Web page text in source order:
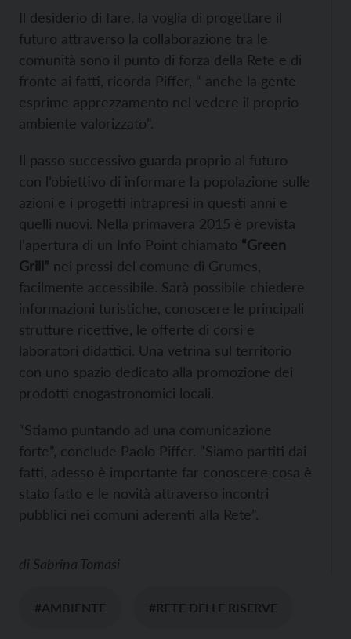
Il desiderio di fare, la voglia di progettare il
futuro attraverso la collaborazione tra le
comunità sono il punto di forza della Rete e di
fronte ai fatti, ricorda Piffer, “ anche la gente
esprime apprezzamento nel vedere il proprio
ambiente valorizzato”.
Il passo successivo guarda proprio al futuro
con l’obiettivo di informare la popolazione sulle
azioni e i progetti intrapresi in questi anni e
quelli nuovi. Nella primavera 2015 è prevista
l’apertura di un Info Point chiamato “Green
Grill” nei pressi del comune di Grumes,
facilmente accessibile. Sarà possibile chiedere
informazioni turistiche, conoscere le principali
strutture ricettive, le offerte di corsi e
laboratori didattici. Una vetrina sul territorio
con uno spazio dedicato alla promozione dei
prodotti enogastronomici locali.
“Stiamo puntando ad una comunicazione
forte”, conclude Paolo Piffer. “Siamo partiti dai
fatti, adesso è importante far conoscere cosa è
stato fatto e le novità attraverso incontri
pubblici nei comuni aderenti alla Rete”.
di Sabrina Tomasi
#AMBIENTE #RETE DELLE RISERVE